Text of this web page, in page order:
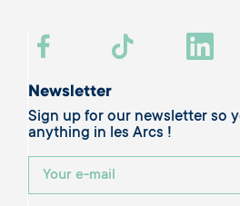
Newsletter
Sign up for our newsletter so
anything in les Arcs !